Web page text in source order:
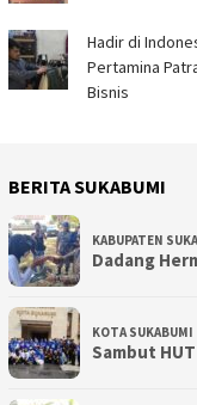
Hadir di
Pertamina
Bisnis
BERITA SUKABUMI
KABUPATEN
Dadang
KOTA SUKABUMI
Sambut